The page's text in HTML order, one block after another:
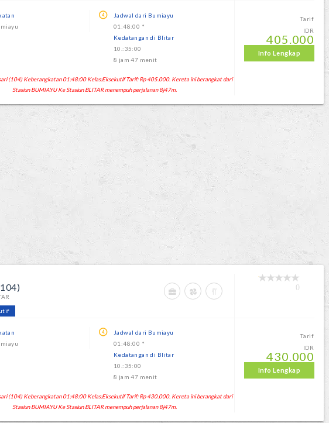
Jadwal dari Bumiayu
01:48:00 *
Kedatangan di Blitar
10.:35:00
8 jam 47 menit
Tarif
IDR
405.000
Info Lengkap
(104) Keberangkatan 01:48:00 Kelas:Eksekutif Tarif: Rp 405.000. Kereta ini berangkat dari
Stasiun BUMIAYU Ke Stasiun BLITAR menempuh perjalanan 8j47m.
0
Jadwal dari Bumiayu
01:48:00 *
Kedatangan di Blitar
10.:35:00
8 jam 47 menit
Tarif
IDR
430.000
Info Lengkap
(104) Keberangkatan 01:48:00 Kelas:Eksekutif Tarif: Rp 430.000. Kereta ini berangkat dari
Stasiun BUMIAYU Ke Stasiun BLITAR menempuh perjalanan 8j47m.